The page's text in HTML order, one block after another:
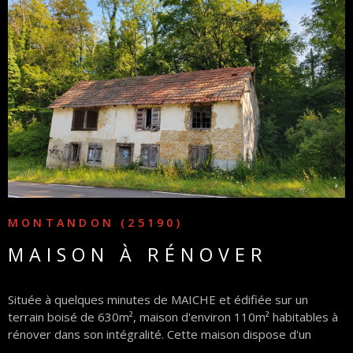
MONTANDON (25190)
MAISON À RÉNOVER
Située à quelques minutes de MAICHE et édifiée sur un
terrain boisé de 630m², maison d'environ 110m² habitables à
rénover dans son intégralité. Cette maison dispose d'un
VOIR LE BIEN